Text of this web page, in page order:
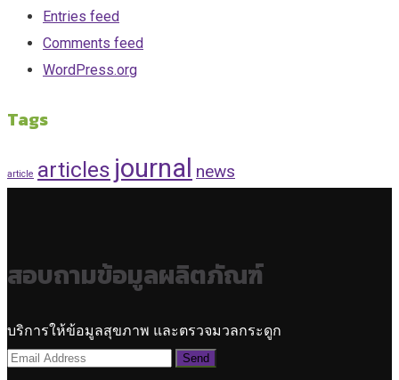
Entries feed
Comments feed
WordPress.org
Tags
article articles journal news
สอบถามข้อมูลผลิตภัณฑ์
บริการให้ข้อมูลสุขภาพ และตรวจมวลกระดูก